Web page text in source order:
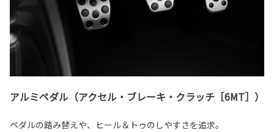
アルミペダル（アクセル・ブレーキ・クラッチ［6MT］）
ペダルの踏み替えや、ヒール＆トゥのしやすさを追求。